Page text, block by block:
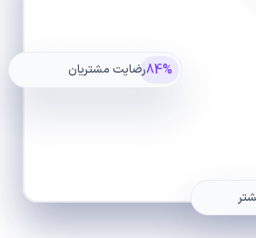
84%رضایت مشتریان